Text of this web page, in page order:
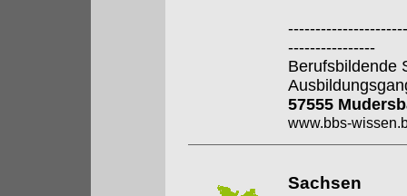
----------------
Berufsbildende
57555
www.bbs-
Sachsen